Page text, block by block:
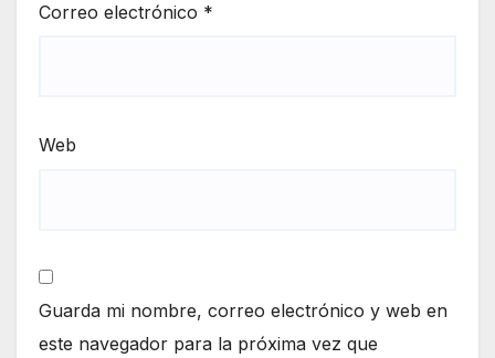
Correo electrónico *
Web
Guarda mi nombre, correo electrónico y web en
este navegador para la próxima vez que